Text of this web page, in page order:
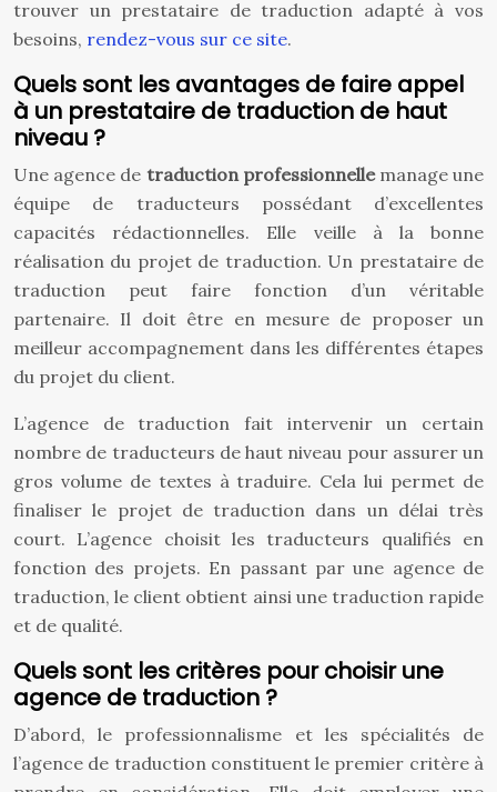
trouver un prestataire de traduction adapté à vos
besoins, rendez-vous sur ce site.
Quels sont les avantages de faire appel
à un prestataire de traduction de haut
niveau ?
Une agence de traduction professionnellemanage une
équipe de traducteurs possédant d’excellentes
capacités rédactionnelles. Elle veille à la bonne
réalisation du projet de traduction. Un prestataire de
traduction peut faire fonction d’un véritable
partenaire. Il doit être en mesure de proposer un
meilleur accompagnement dans les différentes étapes
du projet du client.
L’agence de traduction fait intervenir un certain
nombre de traducteurs de haut niveau pour assurer un
gros volume de textes à traduire. Cela lui permet de
finaliser le projet de traduction dans un délai très
court. L’agence choisit les traducteurs qualifiés en
fonction des projets. En passant par une agence de
traduction, le client obtient ainsi une traduction rapide
et de qualité.
Quels sont les critères pour choisir une
agence de traduction ?
D’abord, le professionnalisme et les spécialités de
l’agence de traduction constituent le premier critère à